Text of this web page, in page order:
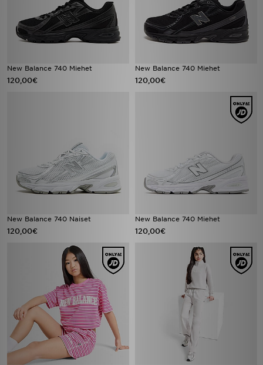
New Balance 740 Miehet
120,00€
New Balance 740 Miehet
120,00€
New Balance 740 Naiset
120,00€
New Balance 740 Miehet
120,00€